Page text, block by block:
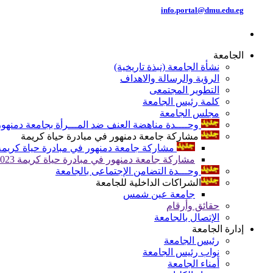
info.portal@dmu.edu.eg
الجامعة
نشأة الجامعة (نبذة تاريخية)
الرؤية والرسالة والاهداف
التطوير المجتمعى
كلمة رئيس الجامعة
مجلس الجامعة
وحــــدة مناهضة العنف ضد المـــرأة بجامعة
مشاركة جامعة دمنهور في مبادرة حياة كريمة
مشاركة جامعة دمنهور في مبادرة حياة كريمة
مشاركة جامعة دمنهور في مبادرة حياة كريمة 2023
وحـــدة التضامن الإجتماعى بالجامعة
الشراكات الداخلية للجامعة
جامعة عين شمس
حقائق وأرقام
الإتصال بالجامعة
إدارة الجامعة
رئيس الجامعة
نواب رئيس الجامعة
أمناء الجامعة